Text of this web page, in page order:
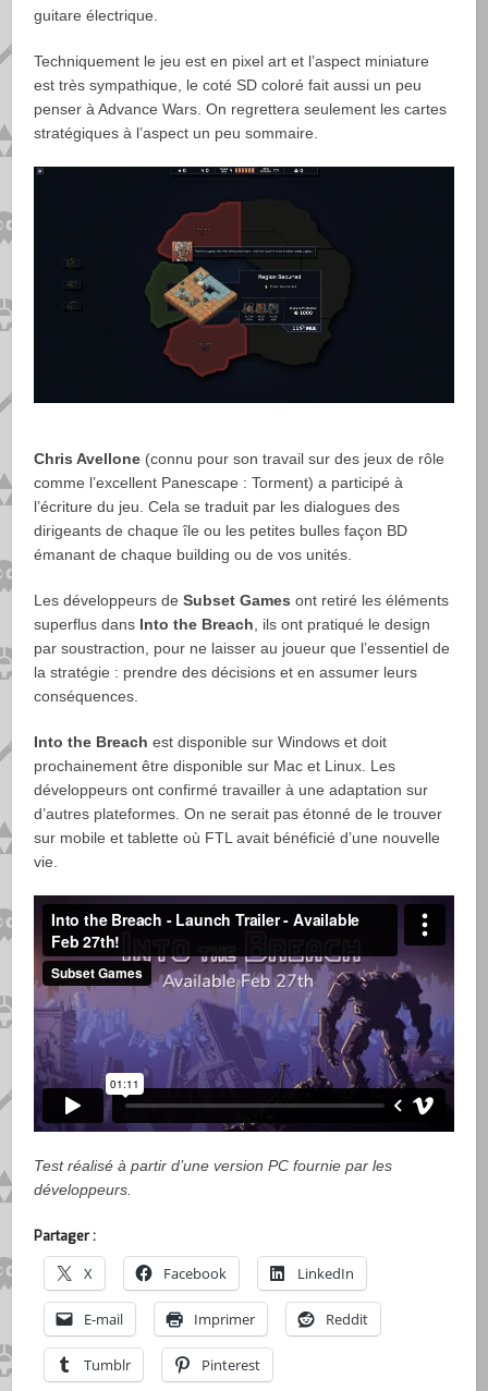
guitare électrique.
Techniquement le jeu est en pixel art et l’aspect miniature
est très sympathique, le coté SD coloré fait aussi un peu
penser à Advance Wars. On regrettera seulement les cartes
stratégiques à l’aspect un peu sommaire.
Chris Avellone (connu pour son travail sur des jeux de rôle
comme l’excellent Panescape : Torment) a participé à
l’écriture du jeu. Cela se traduit par les dialogues des
dirigeants de chaque île ou les petites bulles façon BD
émanant de chaque building ou de vos unités.
Les développeurs deSubset Games ont retiré les éléments
superflus dans Into the Breach , ils ont pratiqué le design
par soustraction, pour ne laisser au joueur que l’essentiel de
la stratégie : prendre des décisions et en assumer leurs
conséquences.
Into the Breach est disponible sur Windows et doit
prochainement être disponible sur Mac et Linux. Les
développeurs ont confirmé travailler à une adaptation sur
d’autres plateformes. On ne serait pas étonné de le trouver
sur mobile et tablette où FTL avait bénéficié d’une nouvelle
vie.
Test réalisé à partir d’une version PC fournie par les
développeurs.
Partager :
X Facebook LinkedIn
E-mail Imprimer Reddit
Tumblr Pinterest